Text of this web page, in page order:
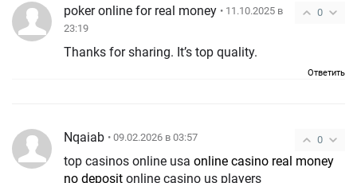
0
poker online for real money • 11.10.2025 в
23:19
Thanks for sharing. It’s top quality.
Ответить
0
Nqaiab • 09.02.2026 в 03:57
top casinos online usa online casino real money
no deposit online casino us players